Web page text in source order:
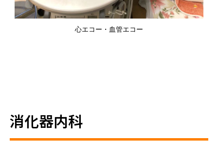
心エコー・血管エコー
消化器内科